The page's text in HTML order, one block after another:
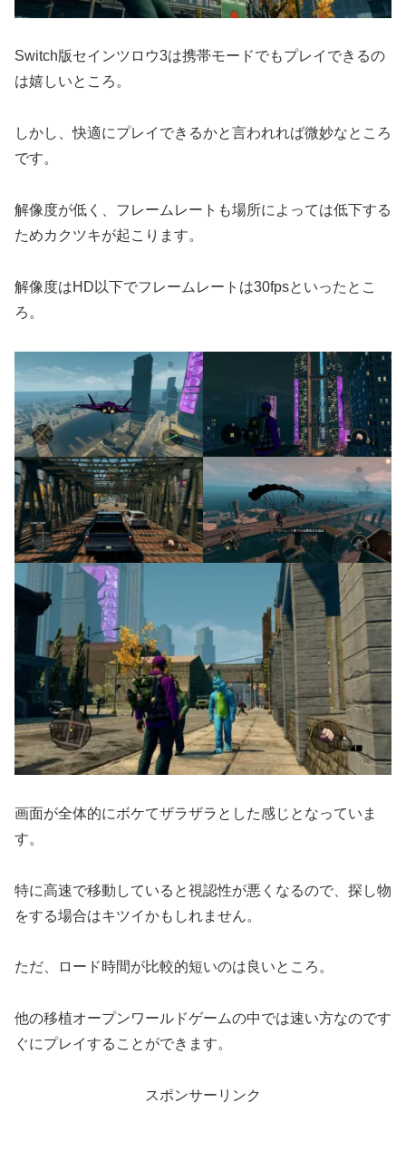
Switch版セインツロウ3は携帯モードでもプレイできるの
は嬉しいところ。
しかし、快適にプレイできるかと言われれば微妙なところ
です。
解像度が低く、フレームレートも場所によっては低下する
ためカクツキが起こります。
解像度はHD以下でフレームレートは30fpsといったとこ
ろ。
画面が全体的にボケてザラザラとした感じとなっていま
す。
特に高速で移動していると視認性が悪くなるので、探し物
をする場合はキツイかもしれません。
ただ、ロード時間が比較的短いのは良いところ。
他の移植オープンワールドゲームの中では速い方なのです
ぐにプレイすることができます。
スポンサーリンク